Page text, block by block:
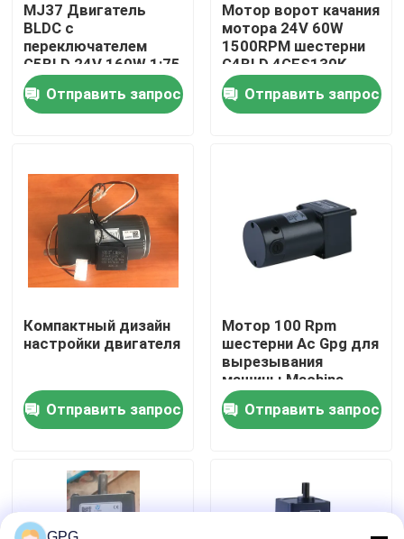
Домой
Продукты
Экскурсия по заводу
Новости
мотор шестерни ac
мотор шестерни dc
MJ37 Двигатель
BLDC с
переключателем
G5BLD 24V 160W 1:75
Двигатель
препятствия для
коробки передач
Отправить запрос
Мотор ворот качания
мотора 24V 60W
1500RPM шестерни
G4BLD 4GFS130K
изготовленный на
заказОтправить запрос
Компактный дизайн
настройки двигателя
Отправить запрос
Мотор 100 Rpm
шестерни Ac Gpg для
вырезывания
машины Machina
Coffe
Отправить запрос